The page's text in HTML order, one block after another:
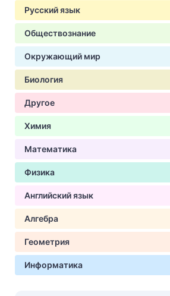
Русский язык
Обществознание
Окружающий мир
Биология
Другое
Химия
Математика
Физика
Английский язык
Алгебра
Геометрия
Информатика